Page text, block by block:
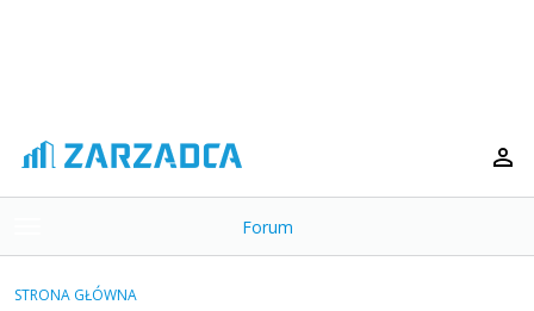
o
g
Forum
STRONA GŁÓWNA